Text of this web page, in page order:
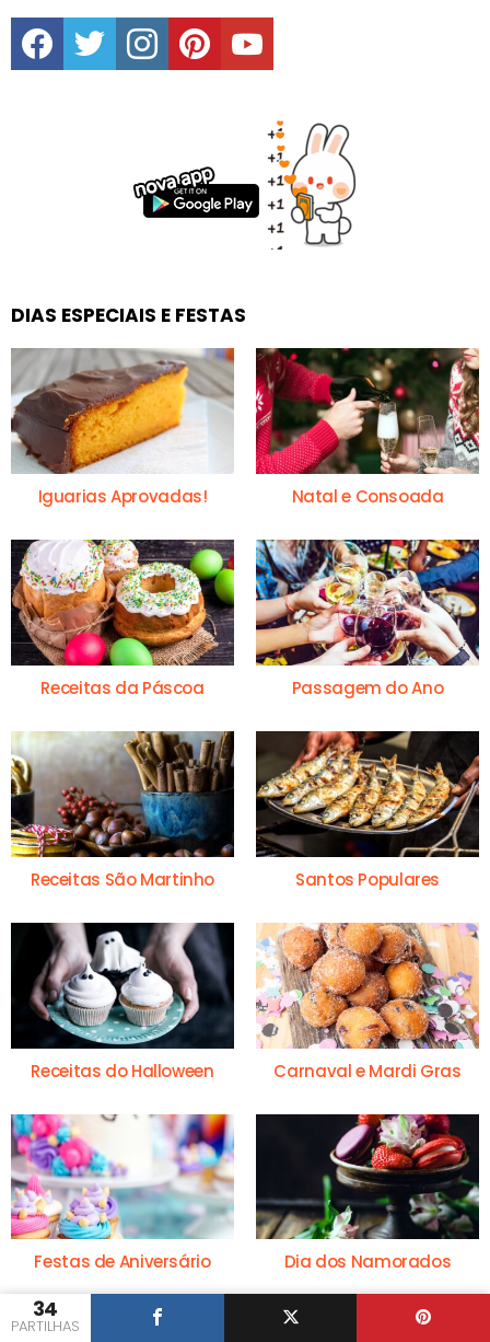
34
PARTILHAS
facebooktwitter instagrampinterestyoutube
DIAS ESPECIAIS E FESTAS
Iguarias Aprovadas! Natal e Consoada
Receitas da Páscoa Passagem do Ano
Receitas São Martinho Santos Populares
Receitas do Halloween Carnaval e Mardi Gras
Festas de Aniversário Dia dos Namorados